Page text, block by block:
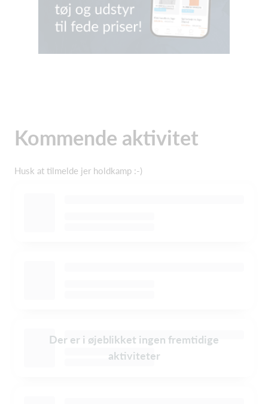
Kommende aktivitet
Husk at tilmelde jer holdkamp :-)
Der er i øjeblikket ingen fremtidige
aktiviteter